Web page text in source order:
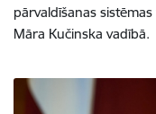
pārvaldīšanas
Māra Kučinska vadībā.